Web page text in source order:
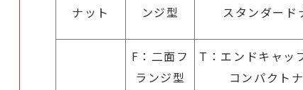
ナット
ンジ型
スタンダード
F：二面フ
ランジ型
T：エンドキャッ
コンパクト